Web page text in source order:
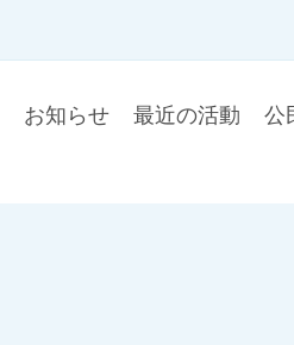
お知らせ 最近の活動 公